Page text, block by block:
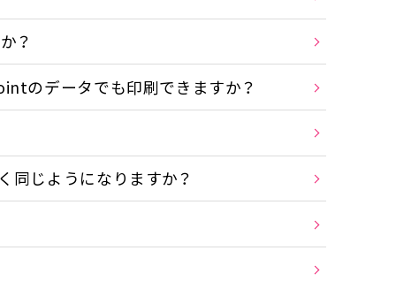
？
のデータでも印刷できますか？
同じようになりますか？